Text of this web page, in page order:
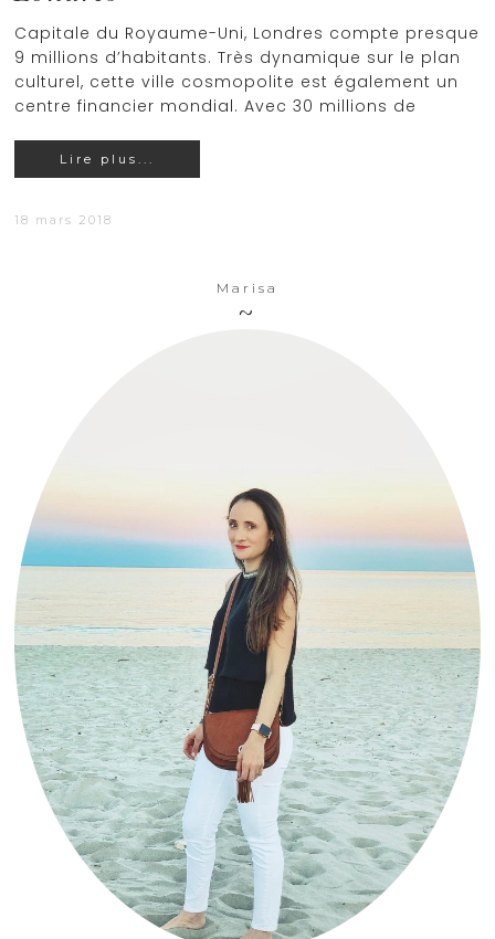
Capitale du Royaume-Uni, Londres compte presque
9 millions d’habitants. Très dynamique sur le plan
culturel, cette ville cosmopolite est également un
centre financier mondial. Avec 30 millions de
Lire plus...
18 mars 2018
Marisa